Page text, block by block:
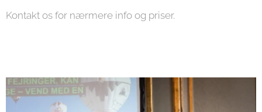
Kontakt os for nærmere info og priser.